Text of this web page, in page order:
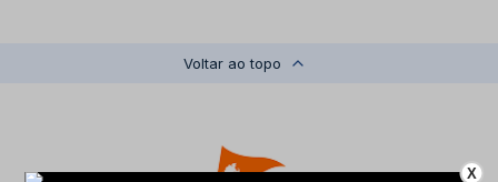
Voltar ao topo
X